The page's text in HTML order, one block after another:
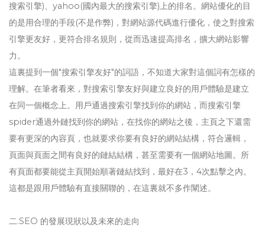
搜索引擎)、yahoo(國內最大的搜索引擎)上的排名。網站優化的目
的是用合理的手段(不是作弊)，對網站源代碼進行優化，使之對搜索
引擎更友好，更符合排名規則，從而迅速提高排名，擴大網站影響
力。
這裏提到一個"搜索引擎友好"的詞語，不知道大家對這個詞有怎樣的
理解。在筆者看來，對搜索引擎友好與建立良好的用戶體驗是建立
在同一個概念上。用戶通過搜索引擎找到你的網站，而搜索引擎
spider通過外鏈找到你的網站，在找你的網站之後，主頁之下還需
要有更深的內容頁，也就要求你要有良好的網站結構，符合邏輯，
頁面與頁面之間有良好的鏈結結構，甚至需要有一個網站地圖。所
有頁面都要能從主頁開始順著鏈結找到，最好在3，4次點擊之內。
這都是跟用戶體驗有直接關聯的，在這裏就不多作闡述。
二.SEO 的發展現狀以及未來的走向